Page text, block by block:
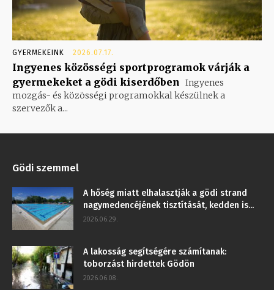
GYERMEKEINK 2026.07.17.
Ingyenes közösségi sportprogramok várják a
gyermekeket a gödi kiserdőben Ingyenes
mozgás- és közösségi programokkal készülnek a
szervezők a...
Gödi szemmel
A hőség miatt elhalasztják a gödi strand
nagymedencéjének tisztítását, kedden is...
2026.06.29.
A lakosság segítségére számítanak:
toborzást hirdettek Gödön
2026.06.08.